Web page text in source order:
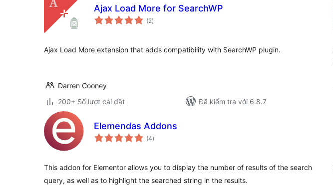
Ajax Load More for SearchWP
(2tổng
đánh
)
Ajax Load More extension that adds compatibility with SearchWP plugin.
Darren Cooney
200+ Số lượt cài đặt
Đã kiểm tra với 6.8.7
Elemendas Addons
(4tổng
đánh
)
This addon for Elementor allows you to display the number of results of the search
query, as well as to highlight the searched string in the results.